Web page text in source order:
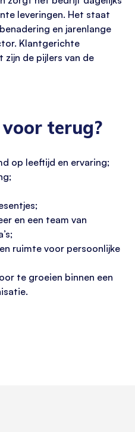
leveringen. Het staat
en jarenlange
Klantgerichte
de pijlers van de
terug?
op leeftijd en ervaring;
en een team van
ruimte voor persoonlijke
te groeien binnen een